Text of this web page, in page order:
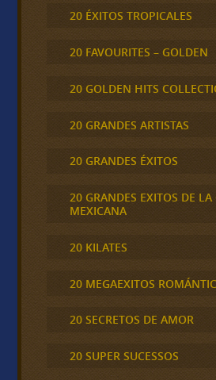
20 ÉXITOS TROPICALES
20 FAVOURITES – GOLDEN
20 GOLDEN HITS
20 GRANDES ARTISTAS
20 GRANDES ÉXITOS
20 GRANDES EXITOS DE
MEXICANA
20 KILATES
20 MEGAEXITOS
20 SECRETOS DE AMOR
20 SUPER SUCESSOS